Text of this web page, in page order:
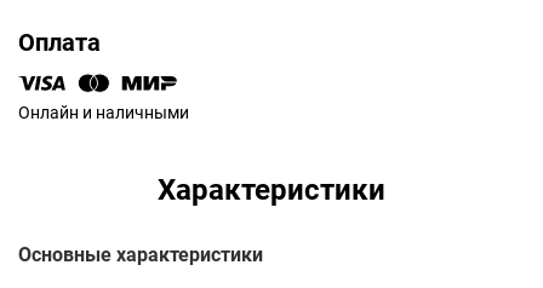
Оплата
Онлайн и наличными
Характеристики
Основные характеристики